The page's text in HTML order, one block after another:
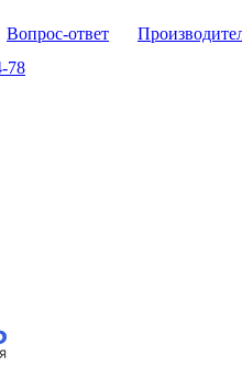
Вопрос-ответ
78